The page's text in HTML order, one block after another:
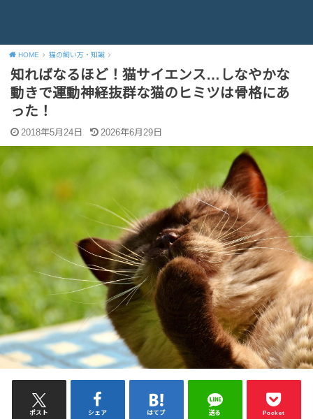
HOME 猫の飼い方・知識
知ればなるほど！猫サイエンス…しなやかな
動きで運動神経抜群な猫のヒミツは骨格にあ
った！
2018年5月24日 2026年6月29日
ポスト シェア はてブ 送る Pocket